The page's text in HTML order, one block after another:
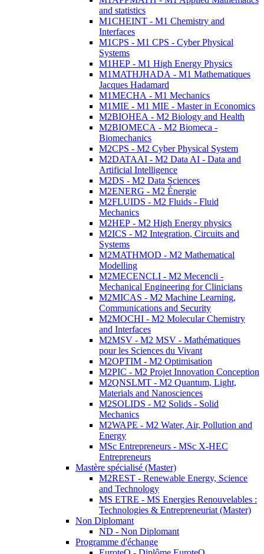
and statistics
M1CHEINT - M1 Chemistry and
Interfaces
M1CPS - M1 CPS - Cyber Physical
Systems
M1HEP - M1 High Energy Physics
M1MATHJHADA - M1 Mathematiques
Jacques Hadamard
M1MECHA - M1 Mechanics
M1MIE - M1 MIE - Master in Economics
M2BIOHEA - M2 Biology and Health
M2BIOMECA - M2 Biomeca -
Biomechanics
M2CPS - M2 Cyber Physical System
M2DATAAI - M2 Data AI - Data and
Artificial Intelligence
M2DS - M2 Data Sciences
M2ENERG - M2 Énergie
M2FLUIDS - M2 Fluids - Fluid
Mechanics
M2HEP - M2 High Energy physics
M2ICS - M2 Integration, Circuits and
Systems
M2MATHMOD - M2 Mathematical
Modelling
M2MECENCLI - M2 Mecencli -
Mechanical Engineering for Clinicians
M2MICAS - M2 Machine Learning,
Communications and Security
M2MOCHI - M2 Molecular Chemistry
and Interfaces
M2MSV - M2 MSV - Mathématiques
pour les Sciences du Vivant
M2OPTIM - M2 Optimisation
M2PIC - M2 Projet Innovation Conception
M2QNSLMT - M2 Quantum, Light,
Materials and Nanosciences
M2SOLIDS - M2 Solids - Solid
Mechanics
M2WAPE - M2 Water, Air, Pollution and
Energy
MSc Entrepreneurs - MSc X-HEC
Entrepreneurs
Mastère spécialisé (Master)
M2REST - Renewable Energy, Science
and Technology
MS ETRE - MS Energies Renouvelables :
Technologies & Entrepreneuriat (Master)
Non Diplomant
ND - Non Diplomant
Programme d'échange